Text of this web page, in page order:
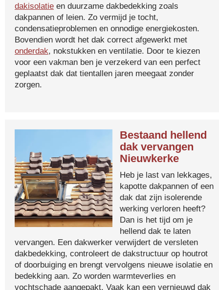
dakisolatie en duurzame dakbedekking zoals
dakpannen of leien. Zo vermijd je tocht,
condensatieproblemen en onnodige energiekosten.
Bovendien wordt het dak correct afgewerkt met
onderdak, nokstukken en ventilatie. Door te kiezen
voor een vakman ben je verzekerd van een perfect
geplaatst dak dat tientallen jaren meegaat zonder
zorgen.
Bestaand hellend
dak vervangen
Nieuwkerke
Heb je last van lekkages,
kapotte dakpannen of een
dak dat zijn isolerende
werking verloren heeft?
Dan is het tijd om je
hellend dak te laten
vervangen. Een dakwerker verwijdert de versleten
dakbedekking, controleert de dakstructuur op houtrot
of doorbuiging en brengt vervolgens nieuwe isolatie en
bedekking aan. Zo worden warmteverlies en
vochtschade aangepakt. Vaak kan een vernieuwd dak